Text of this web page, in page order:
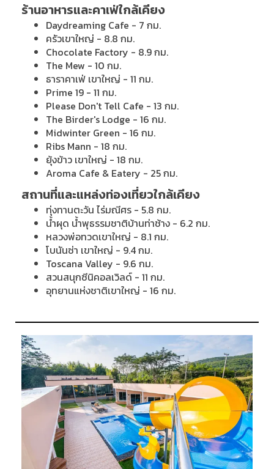
ร้านอาหารและคาเฟ่ใกล้เคียง
Daydreaming Cafe - 7 กม.
ครัวเขาใหญ่ - 8.8 กม.
Chocolate Factory - 8.9 กม.
The Mew - 10 กม.
ธาราคาเฟ่ เขาใหญ่ - 11 กม.
Prime 19 - 11 กม.
Please Don't Tell Cafe - 13 กม.
The Birder's Lodge - 16 กม.
Midwinter Green - 16 กม.
Ribs Mann - 18 กม.
ยุ้งข้าว เขาใหญ่ - 18 กม.
Aroma Cafe & Eatery - 25 กม.
สถานที่และแหล่งท่องเที่ยวใกล้เคียง
ทุ่งทานตะวัน ไร่มณีศร - 5.8 กม.
น้ำผุด น้ำพุธรรมชาติบ้านท่าช้าง - 6.2 กม.
หลวงพ่อทวดเขาใหญ่ - 8.1 กม.
โบนันซ่า เขาใหญ่ - 9.4 กม.
Toscana Valley - 9.6 กม.
สวนสนุกซีนิคอลเวิลด์ - 11 กม.
อุทยานแห่งชาติเขาใหญ่ - 16 กม.